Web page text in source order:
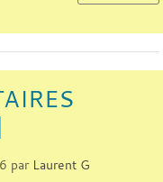
par Laurent G